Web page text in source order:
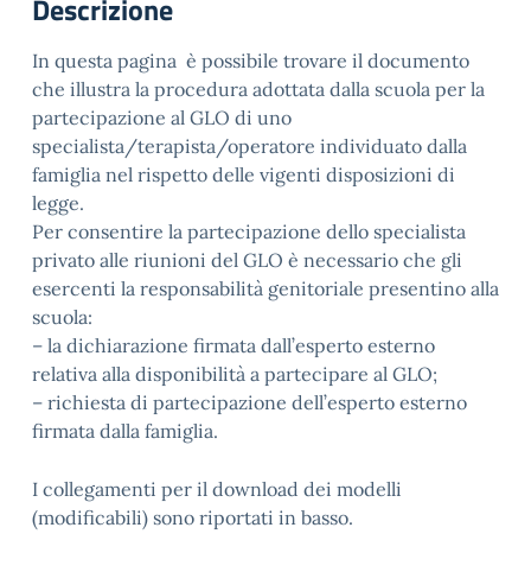
Descrizione
In questa pagina è possibile trovare il documento
che illustra la procedura adottata dalla scuola per la
partecipazione al GLO di uno
specialista/terapista/operatore individuato dalla
famiglia nel rispetto delle vigenti disposizioni di
legge.
Per consentire la partecipazione dello specialista
privato alle riunioni del GLO è necessario che gli
esercenti la responsabilità genitoriale presentino alla
scuola:
– la dichiarazione firmata dall’esperto esterno
relativa alla disponibilità a partecipare al GLO;
– richiesta di partecipazione dell’esperto esterno
firmata dalla famiglia.
I collegamenti per il download dei modelli
(modificabili) sono riportati in basso.